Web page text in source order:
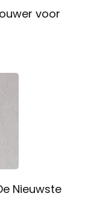
voor
Nieuwste